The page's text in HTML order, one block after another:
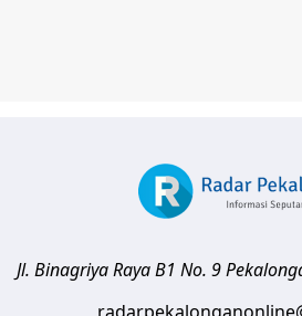
Jl. Binagriya Raya B1 No. 9